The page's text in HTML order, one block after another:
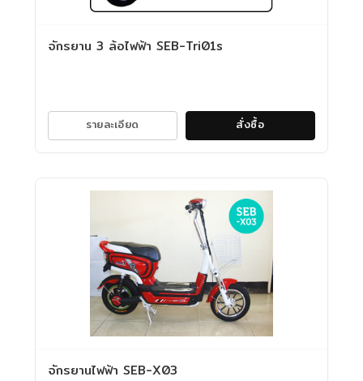
จักรยาน 3 ล้อไฟฟ้า SEB-Tri01s
รายละเอียด สั่งซื้อ
จักรยานไฟฟ้า SEB-X03